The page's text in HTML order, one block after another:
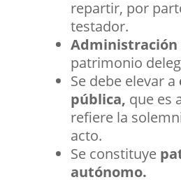
repartir, por
testador.
Administración
patrimonio
Se debe elevar a
pública, que es
refiere la
acto.
Se constituye
autónomo.